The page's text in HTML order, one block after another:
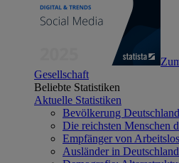
Gesellschaft
Beliebte Statistiken
Aktuelle Statistiken
Bevölkerung
Die reichsten Menschen
Empfänger von
Ausländer in